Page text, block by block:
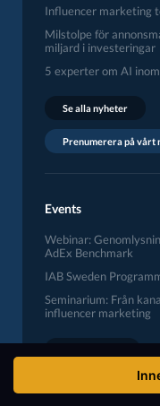
Influencer marketing
Milstolpe för
miljard i investeringar
5 experter om AI
Se alla nyheter
Prenumerera på vårt
Events
Webinar:
AdEx Benchmark
IAB Sweden
Seminarium: Från
influencer marketing